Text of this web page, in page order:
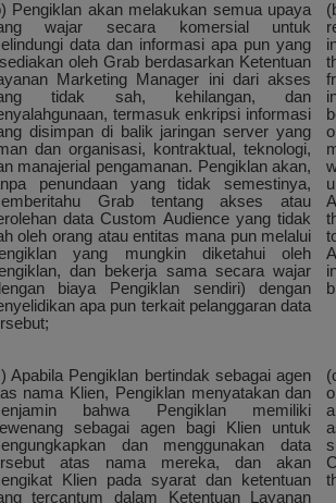
Pengiklan akan melakukan semua upaya
wajar secara komersial untuk
data dan informasi apa pun yang
oleh Grab berdasarkan Ketentuan
Marketing Manager ini dari akses
tidak sah, kehilangan, dan
termasuk enkripsi informasi
disimpan di balik jaringan server yang
dan organisasi, kontraktual, teknologi,
manajerial pengamanan. Pengiklan akan,
penundaan yang tidak semestinya,
Grab tentang akses atau
data Custom Audience yang tidak
oleh orang atau entitas mana pun melalui
yang mungkin diketahui oleh
dan bekerja sama secara wajar
biaya Pengiklan sendiri) dengan
apa pun terkait pelanggaran data
Apabila Pengiklan bertindak sebagai agen
nama Klien, Pengiklan menyatakan dan
bahwa Pengiklan memiliki
sebagai agen bagi Klien untuk
dan menggunakan data
atas nama mereka, dan akan
Klien pada syarat dan ketentuan
tercantum dalam Ketentuan Layanan